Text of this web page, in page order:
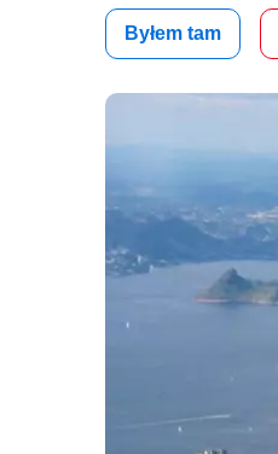
Byłem tam